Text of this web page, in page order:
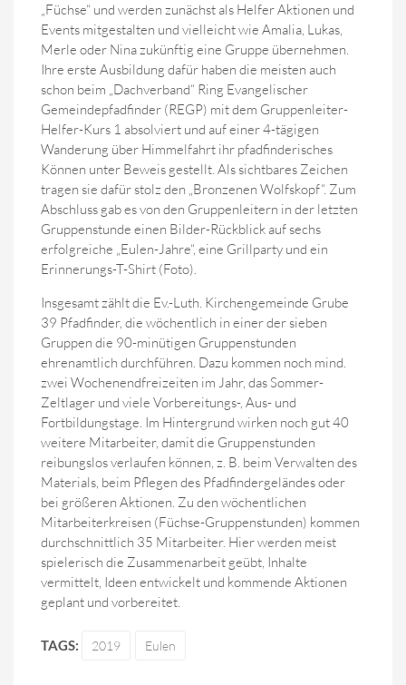
„Füchse“ und werden zunächst als Helfer Aktionen und
Events mitgestalten und vielleicht wie Amalia, Lukas,
Merle oder Nina zukünftig eine Gruppe übernehmen.
Ihre erste Ausbildung dafür haben die meisten auch
schon beim „Dachverband“ Ring Evangelischer
Gemeindepfadfinder (REGP) mit dem Gruppenleiter-
Helfer-Kurs 1 absolviert und auf einer 4-tägigen
Wanderung über Himmelfahrt ihr pfadfinderisches
Können unter Beweis gestellt. Als sichtbares Zeichen
tragen sie dafür stolz den „Bronzenen Wolfskopf“. Zum
Abschluss gab es von den Gruppenleitern in der letzten
Gruppenstunde einen Bilder-Rückblick auf sechs
erfolgreiche „Eulen-Jahre“, eine Grillparty und ein
Erinnerungs-T-Shirt (Foto).
Insgesamt zählt die Ev.-Luth. Kirchengemeinde Grube
39 Pfadfinder, die wöchentlich in einer der sieben
Gruppen die 90-minütigen Gruppenstunden
ehrenamtlich durchführen. Dazu kommen noch mind.
zwei Wochenendfreizeiten im Jahr, das Sommer-
Zeltlager und viele Vorbereitungs-, Aus- und
Fortbildungstage. Im Hintergrund wirken noch gut 40
weitere Mitarbeiter, damit die Gruppenstunden
reibungslos verlaufen können, z. B. beim Verwalten des
Materials, beim Pflegen des Pfadfindergeländes oder
bei größeren Aktionen. Zu den wöchentlichen
Mitarbeiterkreisen (Füchse-Gruppenstunden) kommen
durchschnittlich 35 Mitarbeiter. Hier werden meist
spielerisch die Zusammenarbeit geübt, Inhalte
vermittelt, Ideen entwickelt und kommende Aktionen
geplant und vorbereitet.
TAGS: 2019 Eulen